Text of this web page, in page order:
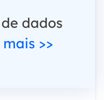
dados
>>